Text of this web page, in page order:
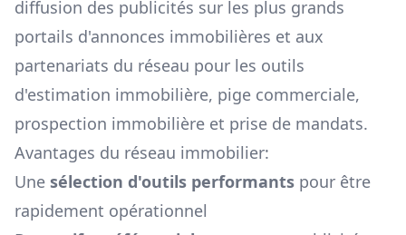
diffusion des publicités sur les plus grands
portails d'annonces immobilières et aux
partenariats du réseau pour les outils
d'estimation immobilière, pige commerciale,
prospection immobilière et prise de mandats.
Avantages du réseau immobilier:
Une sélection d'outils performants pour être
rapidement opérationnel